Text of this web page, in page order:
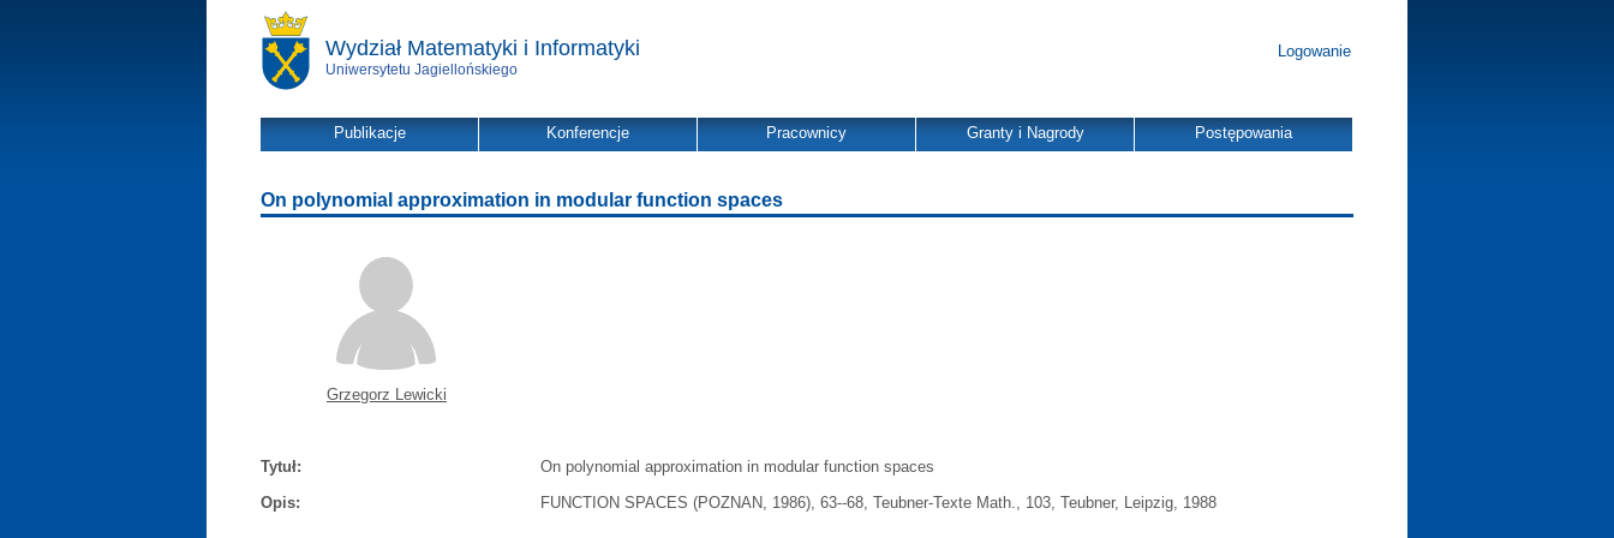
Wydział Matematyki i Informatyki
Uniwersytetu Jagiellońskiego
Logowanie
Publikacje Konferencje Pracownicy Granty i Nagrody Postępowania
On polynomial approximation in modular function spaces
Grzegorz Lewicki
Tytuł:
On polynomial approximation in modular function spaces
Opis:
FUNCTION SPACES (POZNAN, 1986), 63--68, Teubner-Texte Math., 103, Teubner, Leipzig, 1988